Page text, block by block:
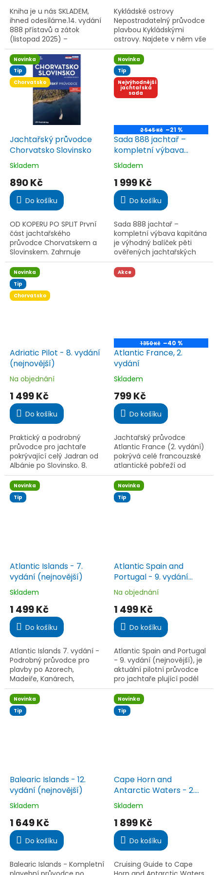
5
hvězdiček.
Kniha je u nás SKLADEM,
ihned odesíláme.14. vydání
888 přístavů a zátok
(listopad 2025) –
nejaktuálnější jachtařský
průvodce po Jadranu.
Detailní mapy, mariny,
zátoky, plavební...
5
hvězdiček.
Kykládské ostrovy
Nepostradatelný průvodce
plavbou Kykládskými
ostrovy. Najdete v něm vše
a k tomu lásku k moři, k
jachtingu a Řecku.
Novinka
Tip
Chorvatsko
Jachtařský průvodce
Chorvatsko Slovinsko
Průměrné
hodnocení
produktu
je
5,0
5
hvězdiček.
Skladem
890 Kč
Do košíku
OD KOPERU PO SPLIT První
část jachtařského
průvodce Chorvatskem a
Slovinskem. Zahrnuje
oblast od slovinského
Koperu po chorvatský Split.
Novinka
Tip
Nejvýhodnější
jachtařská
sada
2 545 Kč –21 %
Sada 888 jachtař –
kompletní výbava
kapitána
Průměrné
hodnocení
produktu
je
5,0
5
hvězdiček.
Skladem
1 999 Kč
Do košíku
Sada 888 jachtař –
kompletní výbava kapitána
je výhodný balíček pěti
ověřených jachtařských
knih a pomůcek. Obsahuje
bestseller 888 přístavů a
zátok (2025), praktické
Novinka
Tip
Chorvatsko
Adriatic Pilot - 8. vydání
(nejnovější)
Průměrné
hodnocení
produktu
je
4,3
5
hvězdiček.
Na objednání
1 499 Kč
Do košíku
Praktický a podrobný
průvodce pro jachtaře
pokrývající celý Jadran od
Albánie po Slovinsko. 8.
vydání obsahuje aktuální
informace o marinách,
kotvištích, historických...
Akce
1 350 Kč –40 %
Atlantic France, 2.
vydání
Průměrné
hodnocení
produktu
je
5,0
5
hvězdiček.
Skladem
799 Kč
Do košíku
Jachtařský průvodce
Atlantic France (2. vydání)
pokrývá celé francouzské
atlantické pobřeží od
Ouessantu po Hendaye.
Aktualizovaný Nickem
Chavassem nabízí detailní
mapy,...
Novinka
Tip
Atlantic Islands - 7.
vydání (nejnovější)
Průměrné
hodnocení
produktu
je
5,0
5
hvězdiček.
Skladem
1 499 Kč
Do košíku
Atlantic Islands 7. vydání -
Podrobný průvodce pro
plavby po Azorech,
Madeiře, Kanárech,
Kapverdách a Bermudách.
Oblíbený mezi jachtaři při
atlantických přeplavbách.
Novinka
Tip
Atlantic Spain and
Portugal - 9. vydání
(nejnovější)
Průměrné
hodnocení
produktu
je
5,0
5
hvězdiček.
Na objednání
1 499 Kč
Do košíku
Atlantic Spain and Portugal
- 9. vydání (nejnovější), je
aktuální pilotní průvodce
pro jachtaře plující podél
atlantického pobřeží
Španělska a Portugalska. 9.
vydání nabízí...
Novinka
Tip
Balearic Islands - 12.
vydání (nejnovější)
Průměrné
hodnocení
produktu
je
5,0
5
hvězdiček.
Skladem
1 649 Kč
Do košíku
Balearic Islands - Kompletní
Novinka
Tip
Cape Horn and
Antarctic Waters - 2.
vydání (nejnovější)
Průměrné
hodnocení
produktu
je
5,0
5
hvězdiček.
Skladem
1 899 Kč
Do košíku
Cruising Guide to Cape